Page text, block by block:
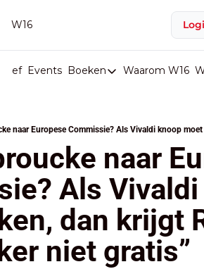
W16
Events Boeken
Boeken
Boeken
Stop de Persen
Het Merk België
De Doodgravers
Bpost Hold-up
Waarom W16
naar Europese Commissie? Als Vivaldi knoop
naar
Als
dan krijgt
niet gratis”